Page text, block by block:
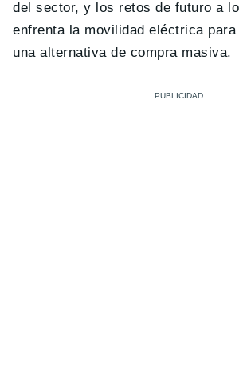
del sector, y los retos de futuro a
enfrenta la movilidad eléctrica
una alternativa de compra masiva.